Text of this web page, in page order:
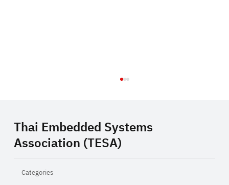
Thai Embedded Systems
Association (TESA)
Categories